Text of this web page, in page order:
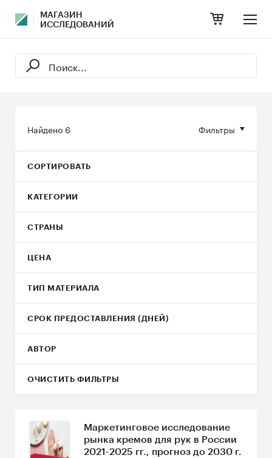
МАГАЗИН
ИССЛЕДОВАНИЙ
Фильтры
Найдено 6
СОРТИРОВАТЬ
КАТЕГОРИИ
СТРАНЫ
ЦЕНА
ТИП МАТЕРИАЛА
СРОК ПРЕДОСТАВЛЕНИЯ (ДНЕЙ)
АВТОР
ОЧИСТИТЬ ФИЛЬТРЫ
Маркетинговое исследование
рынка кремов для рук в России
2021-2025 гг., прогноз до 2030 г.